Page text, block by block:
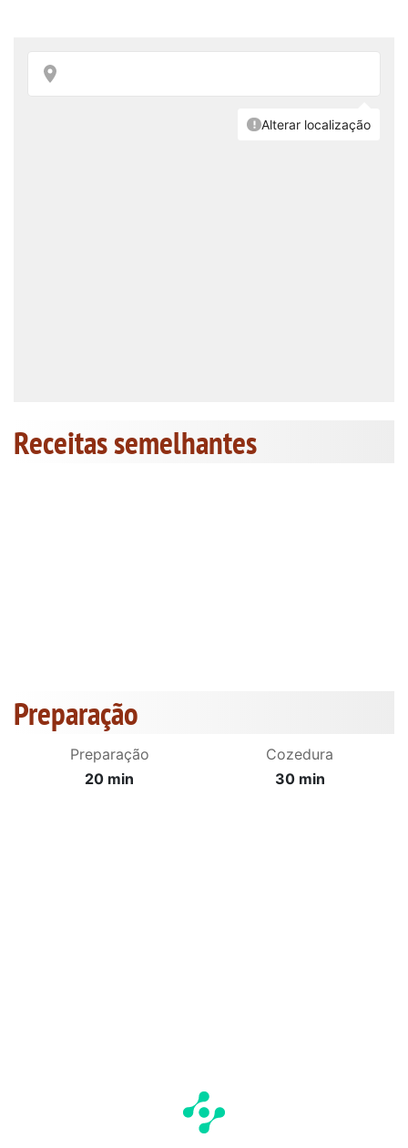
Receitas semelhantes
Preparação
Preparação
20 min
Cozedura
30 min